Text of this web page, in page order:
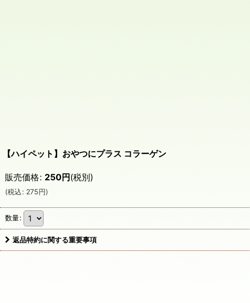
【ハイペット】おやつにプラス コラーゲン
販売価格: 250円(税別)
(税込: 275円)
数量:
返品特約に関する重要事項